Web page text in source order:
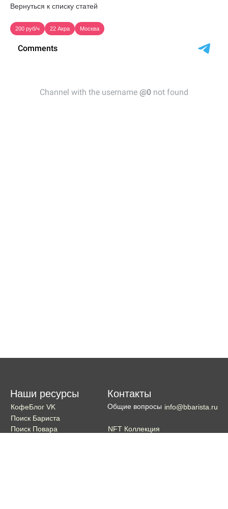
Вернуться к списку статей
200 руб/ч 22 Акра Москва
Наши ресурсы
КофеБлог VK
Поиск Бариста
Поиск Повара
Контакты
Общие вопросы info@bbarista.ru
NFT Коллекция